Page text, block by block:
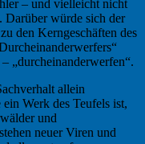
– und vielleicht nicht
Darüber würde sich der
den Kerngeschäften des
„durcheinanderwerfen“.
allein
Werk des Teufels ist,
und
neuer Viren und